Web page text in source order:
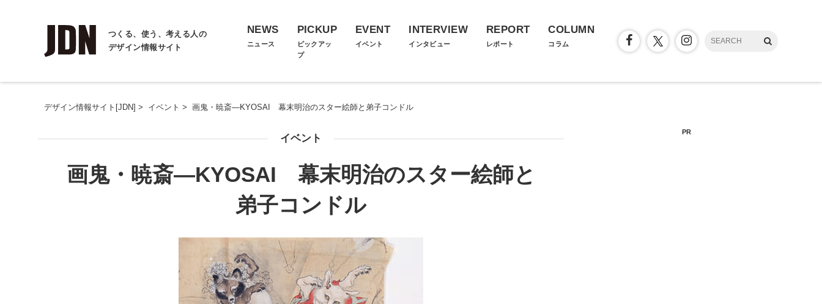
つくる、使う、考える人の
デザイン情報サイト
NEWS
ニュース
PICKUP
ピックアッ
プ
EVENT
イベント
INTERVIEW
インタビュー
REPORT
レポート
COLUMN
コラム
デザイン情報サイト[JDN] > イベント > 画鬼・暁斎―KYOSAI 幕末明治のスター絵師と弟子コンドル
イベント
画鬼・暁斎―KYOSAI 幕末明治のスター絵師と
弟子コンドル
PR